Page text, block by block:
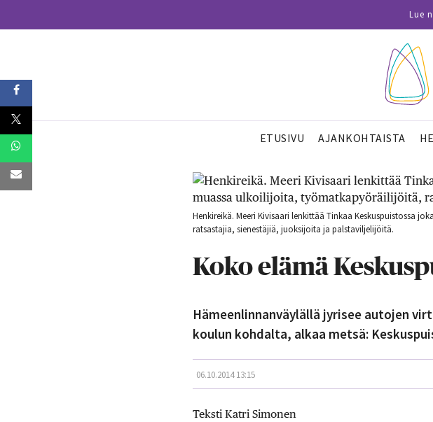
Lue
ETUSIVU AJANKOHTAISTA
Henkireikä. Meeri Kivisaari lenkittää Tinkaa Keskuspuistossa
ratsastajia, sienestäjiä, juoksijoita ja palstaviljelijöitä.
Koko elämä
Hämeenlinnanväylällä jyrisee autojen
koulun kohdalta, alkaa metsä:
06.10.2014 13:15
Teksti Katri Simonen